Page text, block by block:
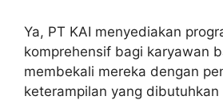
Ya, PT KAI menyediakan
komprehensif bagi karyawan
membekali mereka dengan
keterampilan yang dibutuhkan